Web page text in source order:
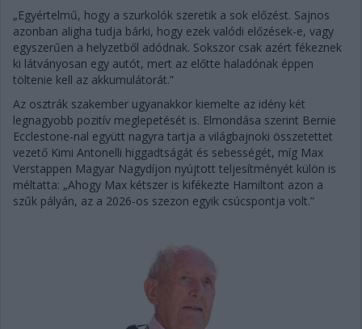
„Egyértelmű, hogy a szurkolók szeretik a sok előzést. Sajnos
azonban aligha tudja bárki, hogy ezek valódi előzések-e, vagy
egyszerűen a helyzetből adódnak. Sokszor csak azért fékeznek
ki látványosan egy autót, mert az előtte haladónak éppen
töltenie kell az akkumulátorát.”
Az osztrák szakember ugyanakkor kiemelte az idény két
legnagyobb pozitív meglepetését is. Elmondása szerint Bernie
Ecclestone-nal együtt nagyra tartja a világbajnoki összetettet
vezető Kimi Antonelli higgadtságát és sebességét, míg Max
Verstappen Magyar Nagydíjon nyújtott teljesítményét külön is
méltatta: „Ahogy Max kétszer is kifékezte Hamiltont azon a
szűk pályán, az a 2026-os szezon egyik csúcspontja volt.”